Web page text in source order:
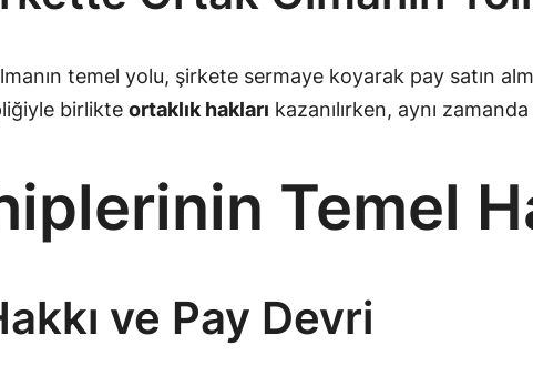
temel yolu, şirkete sermaye koyarak pay satın
birlikte ortaklık hakları kazanılırken, aynı
Temel
ve Pay Devri